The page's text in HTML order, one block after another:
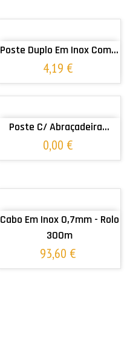
ADICIONAR AO CARRINHO
Poste Duplo Em Inox Com...
4,19 €
ADICIONAR AO CARRINHO
Poste C/ Abraçadeira...
0,00 €
ADICIONAR AO CARRINHO
Cabo Em Inox 0,7mm - Rolo
300m
93,60 €